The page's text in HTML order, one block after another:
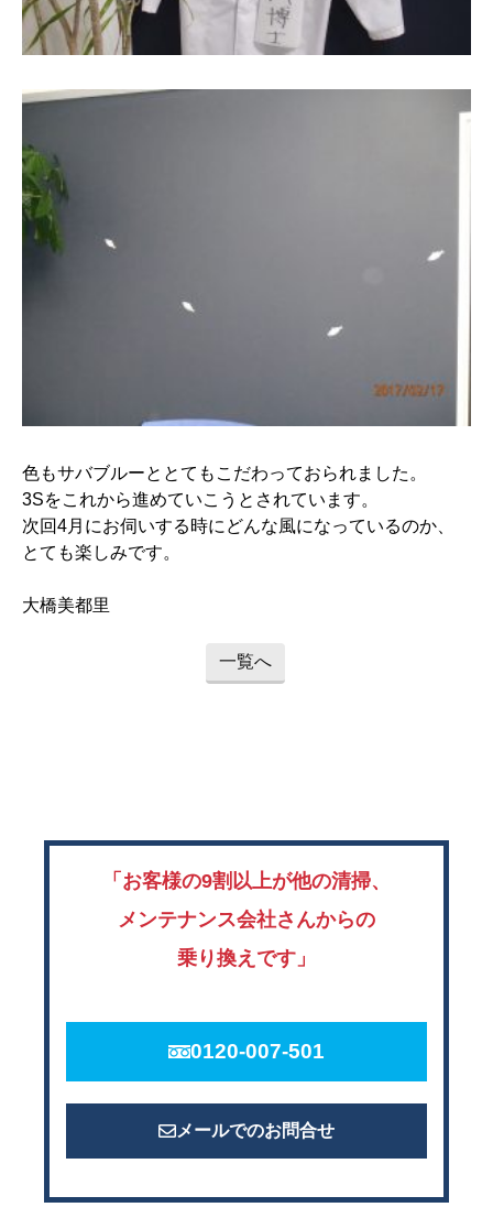
色もサバブルーととてもこだわっておられました。
3Sをこれから進めていこうとされています。
次回4月にお伺いする時にどんな風になっているのか、
とても楽しみです。
大橋美都里
一覧へ
「お客様の9割以上が他の清掃、
メンテナンス会社さんからの
乗り換えです」
0120-007-501
メールでのお問合せ